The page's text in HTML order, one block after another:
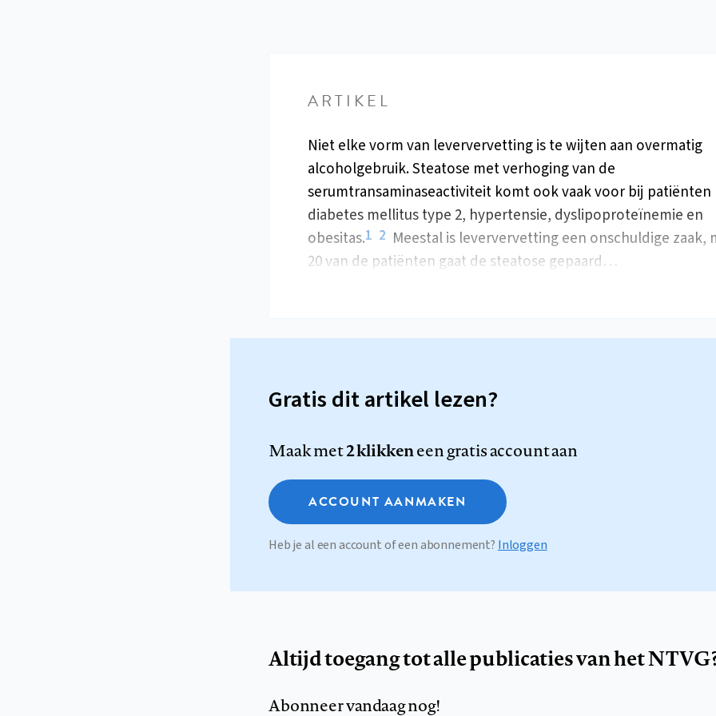
ARTIKEL
Niet elke vorm van leververvetting is te wijten aan overmatig
alcoholgebruik. Steatose met verhoging van de
serumtransaminaseactiviteit komt ook vaak voor bij patiënten
diabetes mellitus type 2, hypertensie, dyslipoproteïnemie en
obesitas.1 2 Meestal is leververvetting een onschuldige zaak,
20 van de patiënten gaat de steatose gepaard…
Gratis dit artikel lezen?
Maak met2 klikkeneen gratis account aan
ACCOUNT AANMAKEN
Heb je al een account of een abonnement? Inloggen
Altijd toegang tot alle publicaties van het
Abonneer vandaag nog!